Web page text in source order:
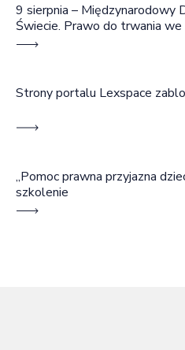
9 sierpnia – Międzynarodowy
Świecie. Prawo do trwania we
wspólnocie
Strony portalu Lexspace
„Pomoc prawna przyjazna
szkolenie